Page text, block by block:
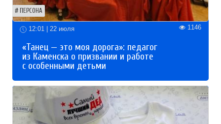
ПЕРСОНА
12:01 | 22 июля 1146
«Танец — это моя дорога»: педагог
из Каменска о призвании и работе
с особенными детьми